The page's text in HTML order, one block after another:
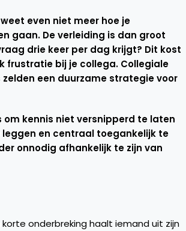
even niet meer hoe je
gaan. De verleiding is dan groot
drie keer per dag krijgt? Dit kost
frustratie bij je collega. Collegiale
een duurzame strategie voor
om kennis niet versnipperd te laten
en centraal toegankelijk te
onnodig afhankelijk te zijn van
onderbreking haalt iemand uit zijn